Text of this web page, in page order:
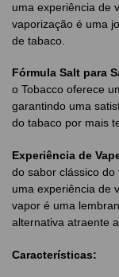
uma experiência de
vaporização é uma
de tabaco.
Fórmula Salt para
o Tobacco oferece
garantindo uma
do tabaco por mais
Experiência de
do sabor clássico do
uma experiência de
vapor é uma
alternativa atraente
Características: